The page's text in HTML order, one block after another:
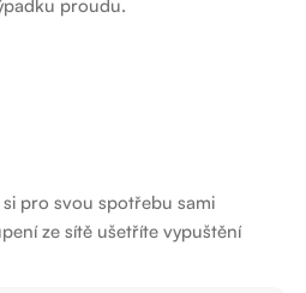
proudu.
pro svou spotřebu sami
ze sítě ušetříte vypuštění